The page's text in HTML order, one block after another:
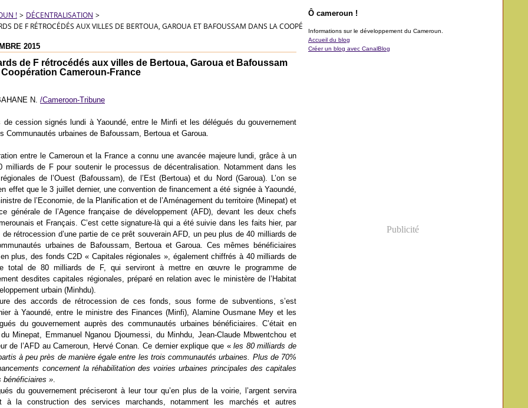
! > DÉCENTRALISATION >
DE F RÉTROCÉDÉS AUX VILLES DE BERTOUA, GAROUA ET BAFOUSSAM DANS LA COOPÉRATION CAMEROUN-FRANCE
2015
de F rétrocédés aux villes de Bertoua, Garoua et Bafoussam
Cameroun-France
N. /Cameroon-Tribune
de cession signés lundi à Yaoundé, entre le Minfi et les délégués du gouvernement
Communautés urbaines de Bafoussam, Bertoua et Garoua.
entre le Cameroun et la France a connu une avancée majeure lundi, grâce à un
milliards de F pour soutenir le processus de décentralisation. Notamment dans les
de l’Ouest (Bafoussam), de l’Est (Bertoua) et du Nord (Garoua). L’on se
effet que le 3 juillet dernier, une convention de financement a été signée à Yaoundé,
de l’Economie, de la Planification et de l’Aménagement du territoire (Minepat) et
générale de l’Agence française de développement (AFD), devant les deux chefs
et Français. C’est cette signature-là qui a été suivie dans les faits hier, par
rétrocession d’une partie de ce prêt souverain AFD, un peu plus de 40 milliards de
urbaines de Bafoussam, Bertoua et Garoua. Ces mêmes bénéficiaires
plus, des fonds C2D « Capitales régionales », également chiffrés à 40 milliards de
total de 80 milliards de F, qui serviront à mettre en œuvre le programme de
desdites capitales régionales, préparé en relation avec le ministère de l’Habitat
urbain (Minhdu).
des accords de rétrocession de ces fonds, sous forme de subventions, s’est
à Yaoundé, entre le ministre des Finances (Minfi), Alamine Ousmane Mey et les
du gouvernement auprès des communautés urbaines bénéficiaires. C’était en
Minepat, Emmanuel Nganou Djoumessi, du Minhdu, Jean-Claude Mbwentchou et
de l’AFD au Cameroun, Hervé Conan. Ce dernier explique que «les 80 milliards de
à peu près de manière égale entre les trois communautés urbaines. Plus de 70%
concernent la réhabilitation des voiries urbaines principales des capitales
bénéficiaires ».
du gouvernement préciseront à leur tour qu’en plus de la voirie, l’argent servira
à la construction des services marchands, notamment les marchés et autres
Ô cameroun !
Informations sur le développement du Cameroun.
Accueil du blog
Créer un blog avec CanalBlog
Publicité